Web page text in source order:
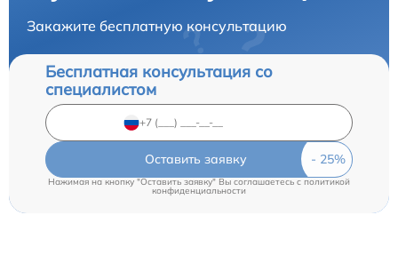
Закажите бесплатную консультацию
Бесплатная консультация со
специалистом
Оставить заявку
Нажимая на кнопку "Оставить заявку" Вы соглашаетесь cполитикой
конфиденциальности